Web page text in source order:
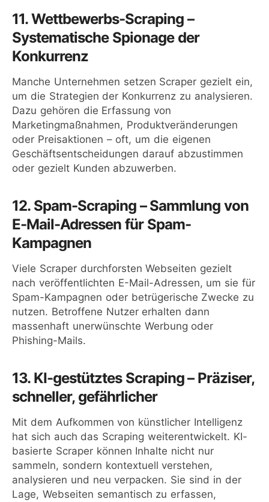
11. Wettbewerbs-Scraping –
Systematische Spionage der
Konkurrenz
Manche Unternehmen setzen Scraper gezielt ein,
um die Strategien der Konkurrenz zu analysieren.
Dazu gehören die Erfassung von
Marketingmaßnahmen, Produktveränderungen
oder Preisaktionen – oft, um die eigenen
Geschäftsentscheidungen darauf abzustimmen
oder gezielt Kunden abzuwerben.
12. Spam-Scraping – Sammlung von
E-Mail-Adressen für Spam-
Kampagnen
Viele Scraper durchforsten Webseiten gezielt
nach veröffentlichten E-Mail-Adressen, um sie für
Spam-Kampagnen oder betrügerische Zwecke zu
nutzen. Betroffene Nutzer erhalten dann
massenhaft unerwünschte Werbung oder
Phishing-Mails.
13. KI-gestütztes Scraping – Präziser,
schneller, gefährlicher
Mit dem Aufkommen von künstlicher Intelligenz
hat sich auch das Scraping weiterentwickelt. KI-
basierte Scraper können Inhalte nicht nur
sammeln, sondern kontextuell verstehen,
analysieren und neu verpacken. Sie sind in der
Lage, Webseiten semantisch zu erfassen,